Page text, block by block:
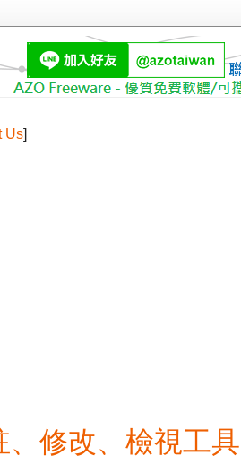
Us]
修改、檢視工具